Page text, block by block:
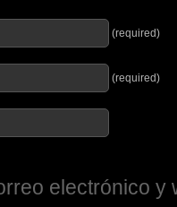
(required)
(required)
electrónico